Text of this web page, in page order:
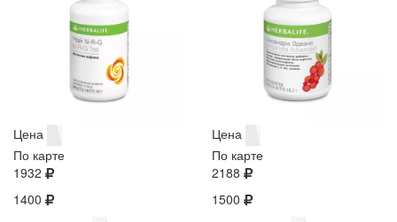
Цена
По карте
1932
1400
Цена
По карте
2188
1500